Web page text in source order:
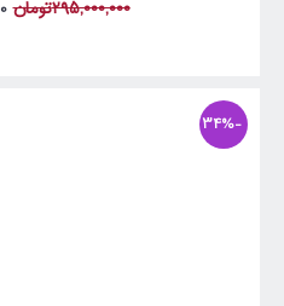
295,000,000تومان
-34%